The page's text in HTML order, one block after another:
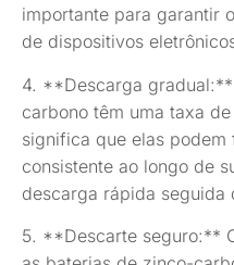
importante para garantir
de dispositivos
4. **Descarga
carbono têm uma taxa
significa que elas
consistente ao longo de
descarga rápida seguida
5. **Descarte seguro:**